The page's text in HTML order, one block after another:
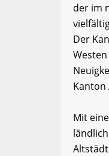
der im
Der
Kanton
Mit